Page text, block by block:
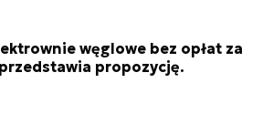
węglowe bez opłat za
przedstawia propozycję.